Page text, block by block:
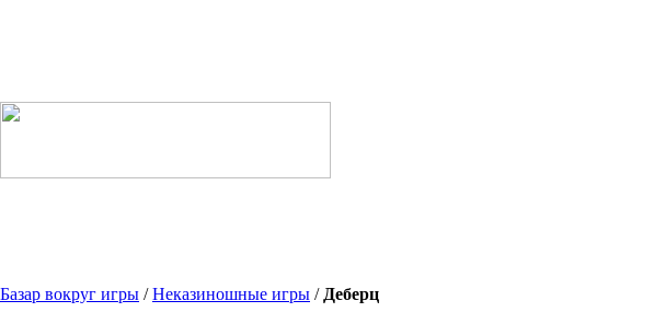
Базар вокруг игры /Неказиношные игры / Деберц